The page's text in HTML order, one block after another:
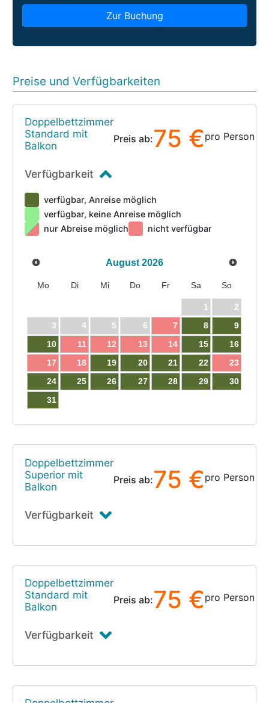
Zur Buchung
Preise und Verfügbarkeiten
Doppelbettzimmer
Standard mit
Balkon
Preis ab:75 €pro Person
Verfügbarkeit
verfügbar, Anreise möglich
verfügbar, keine Anreise möglich
nur Abreise möglich
nicht verfügbar
August 2026
Mo Di Mi Do Fr Sa So
1
2
3
4 5 6 7 8
9
10
11 12 13 14 15
16
17
18 19 20 21 22
23
24
25 26 27 28 29
30
31
Doppelbettzimmer
Superior mit
Balkon
Preis ab:75 €pro Person
Verfügbarkeit
Doppelbettzimmer
Standard mit
Balkon
Preis ab:75 €pro Person
Verfügbarkeit